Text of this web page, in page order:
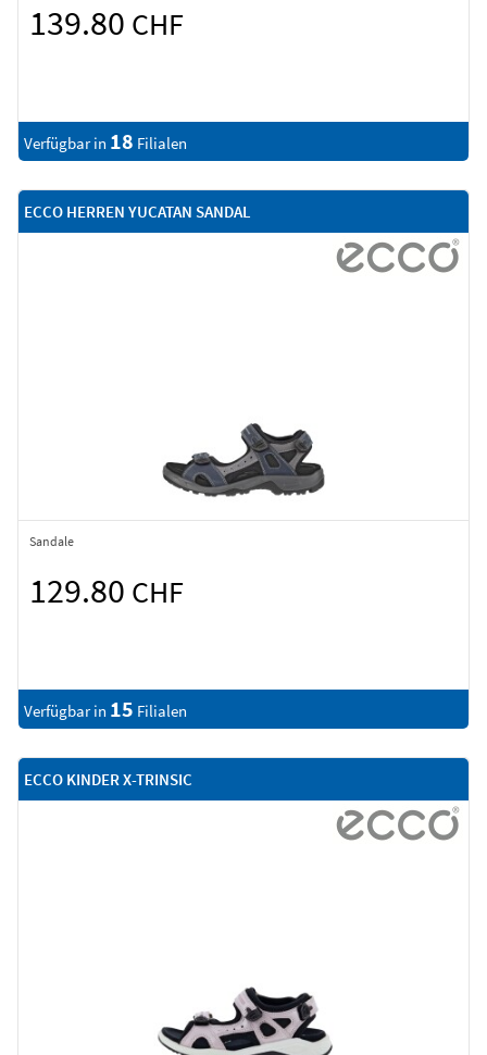
139.80 CHF
Verfügbar in 18 Filialen
ECCO HERREN YUCATAN SANDAL
Sandale
129.80 CHF
Verfügbar in 15 Filialen
ECCO KINDER X-TRINSIC